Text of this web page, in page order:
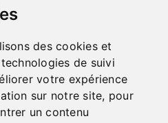
des cookies et
de suivi
votre expérience
sur notre site, pour
un contenu
de ventes
|
| Cookies